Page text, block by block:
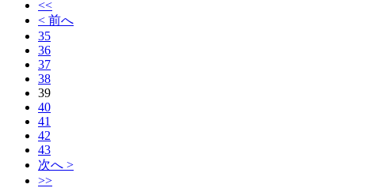
<<
< 前へ
35
36
37
38
39
40
41
42
43
次へ >
>>